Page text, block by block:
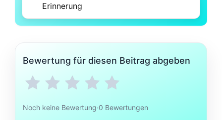
Erinnerung
Bewertung für diesen Beitrag abgeben
Noch keine Bewertung·0 Bewertungen